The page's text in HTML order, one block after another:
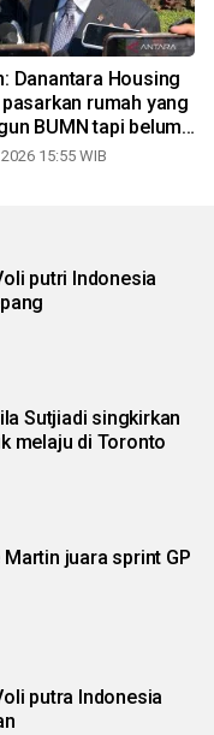
Danantara Housing
rumah yang
BUMN tapi belum
15:55 WIB
putri Indonesia
Sutjiadi singkirkan
melaju di Toronto
juara sprint GP
putra Indonesia